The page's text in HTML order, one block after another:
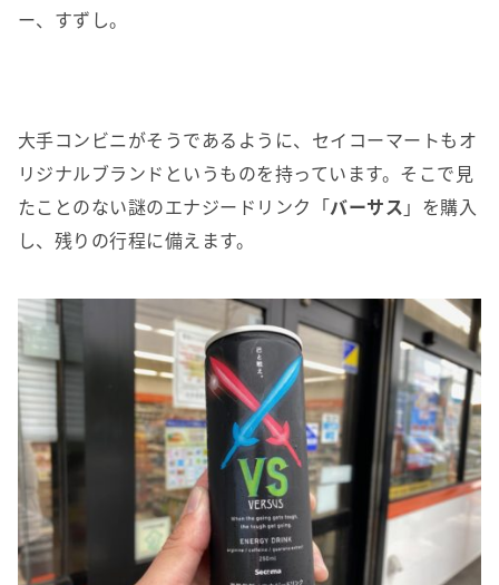
ー、すずし。
大手コンビニがそうであるように、セイコーマートもオ
リジナルブランドというものを持っています。そこで見
たことのない謎のエナジードリンク「バーサス 」を購入
し、残りの行程に備えます。